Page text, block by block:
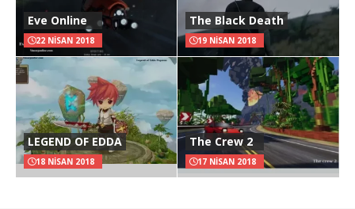
Eve Online
22 NISAN 2018
The Black Death
19 NISAN 2018
LEGEND OF EDDA
18 NISAN 2018
The Crew 2
17 NISAN 2018